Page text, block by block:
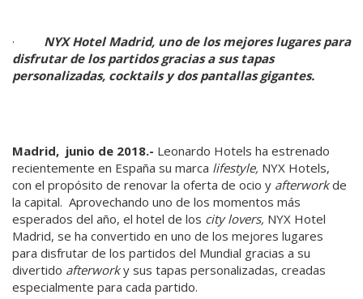
·
NYX Hotel Madrid, uno de los mejores lugares para
disfrutar de los partidos gracias a sus tapas
personalizadas, cocktails y dos pantallas gigantes.
Madrid, junio de 2018.- Leonardo Hotels ha estrenado
recientemente en España su marca lifestyle, NYX Hotels,
con el propósito de renovar la oferta de ocio y afterworkde
la capital. Aprovechando uno de los momentos más
esperados del año, el hotel de los city lovers, NYX Hotel
Madrid, se ha convertido en uno de los mejores lugares
para disfrutar de los partidos del Mundial gracias a su
divertido afterworky sus tapas personalizadas, creadas
especialmente para cada partido.